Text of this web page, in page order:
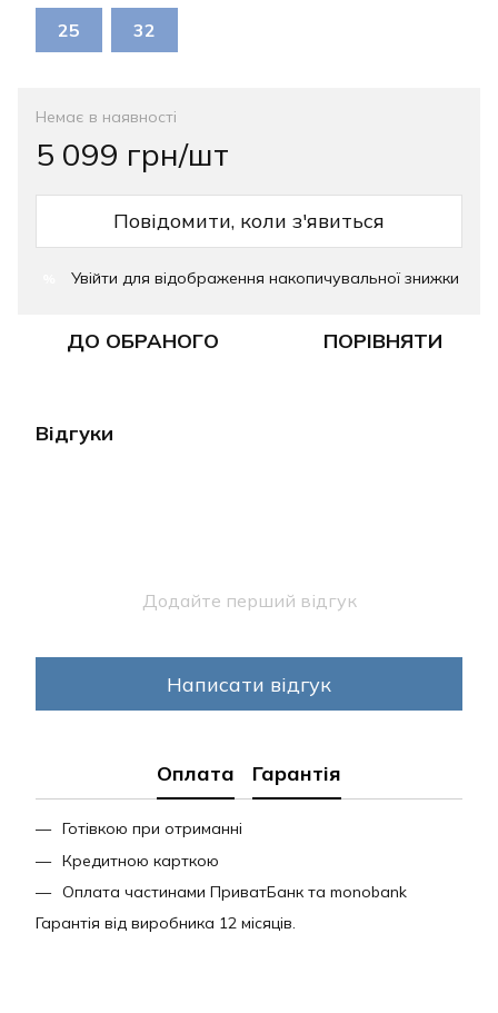
25 32
Немає в наявності
5 099 грн/шт
Повідомити, коли з'явиться
Увійти для відображення накопичувальної знижки
ДО ОБРАНОГО ПОРІВНЯТИ
Відгуки
Додайте перший відгук
Написати відгук
Оплата Гарантія
Готівкою при отриманні
Кредитною карткою
Оплата частинами ПриватБанк та monobank
Гарантія від виробника 12 місяців.